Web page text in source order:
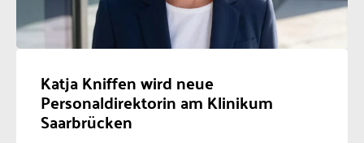
Katja Kniffen wird neue
Personaldirektorin am Klinikum
Saarbrücken